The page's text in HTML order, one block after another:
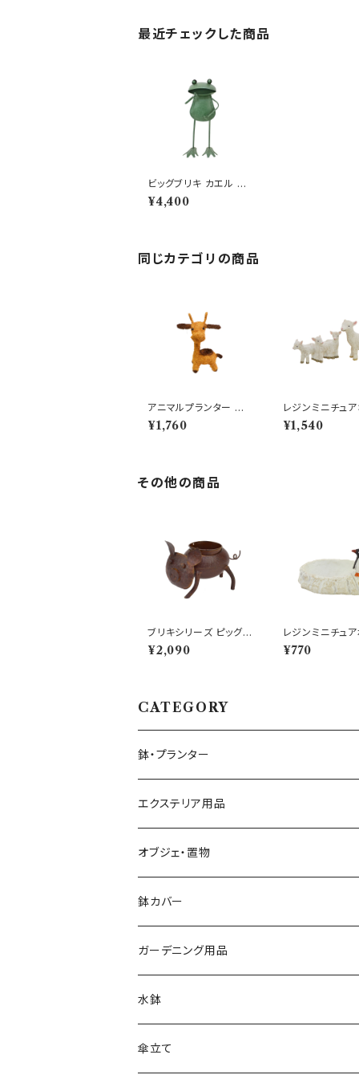
最近チェックした商品
ビッグブリキ カエル 立
ち ガーデンオブジェ か
える 蛙 庭
¥4,400
同じカテゴリの商品
アニマルプランター ジラ
フ SS かわいいキリン型
鉢 動物
¥1,760
レジンミニチュ
メント ヤギファ
ット やぎ
¥1,540
その他の商品
ブリキシリーズ ピッグプ
ランター ポット付き 背
負い 鉢
¥2,090
レジンミニチュア
氷の上のペンギ
マルプランター
¥770
CATEGORY
鉢・プランター
大きさ ミニ鉢 5号以下
大きさ 中鉢 6号～8号
大きさ 大鉢 9号以上
素材 テラコッタ
素材 セメント・ファイバー
素材 ブリキ
エクステリア用品
プランタースタンド・花台
椅子・チェア型
自転車・三輪車型
ガーデンフェンス・柵
ウォールデコ・壁掛け
素材 アイアン・鉄製
素材 ウッド・木製
ピック・トレリス
素材 アイアン・鉄製
サインボード・スタンド
オブジェ・置物
動物・アニマル
キャラクター
素材 レジン樹脂
素材 セメント
鉢カバー
大きさ 5号以下
大きさ 6～8号
大きさ 9号以上
ガーデニング用品
ガーデンバスケット ハーベストバスケット
蚊遣り 蚊取り線香ホルダー
水鉢
陶器
傘立て